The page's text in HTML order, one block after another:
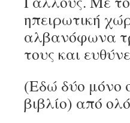
ηπειρωτική
αλβανόφωνα
τους και
(Εδώ δύο μόνο
βιβλίο) από